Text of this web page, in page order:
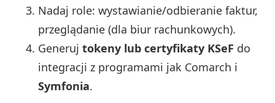
Nadaj role: wystawianie/odbieranie faktur,
przeglądanie (dla biur rachunkowych).
Generujtokeny lub certyfikaty KSeF do
integracji z programami jak Comarch i
Symfonia.